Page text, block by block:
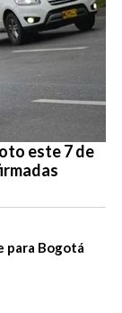
este 7 de
para Bogotá